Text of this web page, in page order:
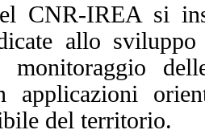
CNR-IREA si
allo
applicazioni
del territorio.